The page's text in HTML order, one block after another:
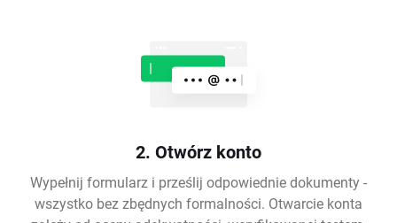
2. Otwórz konto
Wypełnij formularz i prześlij odpowiednie dokumenty -
wszystko bez zbędnych formalności. Otwarcie konta